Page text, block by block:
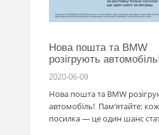
Нова пошта та BMW
розігрують
2020-06-09
Нова пошта та BMW
автомобіль! Пам’ятайте:
посилка — це один шанс